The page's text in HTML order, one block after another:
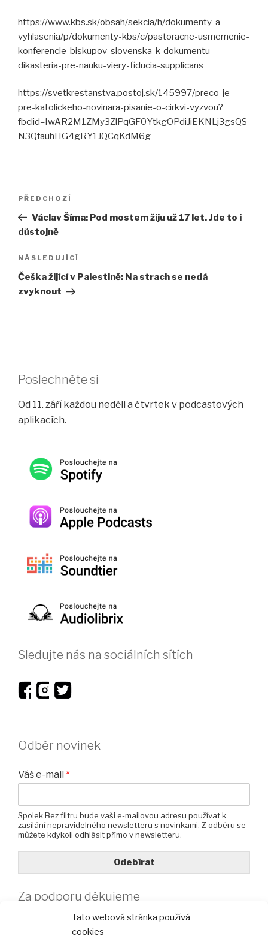
Tato webová stránka používá
cookies
https://www.kbs.sk/obsah/sekcia/h/dokumenty-a-
vyhlasenia/p/dokumenty-kbs/c/pastoracne-usmernenie-
konferencie-biskupov-slovenska-k-dokumentu-
dikasteria-pre-nauku-viery-fiducia-supplicans
https://svetkrestanstva.postoj.sk/145997/preco-je-
pre-katolickeho-novinara-pisanie-o-cirkvi-vyzvou?
fbclid=IwAR2M1ZMy3ZlPqGF0YtkgOPdiJiEKNLj3gsQS
N3QfauhHG4gRY1JQCqKdM6g
Navigace
příspěvek
Předchozí
příspěvek
PŘEDCHOZÍ
Václav Šíma: Pod mostem žiju už 17 let. Jde to i
důstojně
Následující
příspěvek
NÁSLEDUJÍCÍ
Češka žijící v Palestině: Na strach se nedá
zvyknout
Poslechněte si
Od 11. září každou neděli a čtvrtek v podcastových
aplikacích.
Sledujte nás na sociálních sítích
Odběr novinek
Váš e-mail *
Spolek Bez filtru bude vaši e-mailovou adresu používat k
zasílání nepravidelného newsletteru s novinkami. Z odběru se
můžete kdykoli odhlásit přímo v newsletteru.
Odebírat
Za podporu děkujeme